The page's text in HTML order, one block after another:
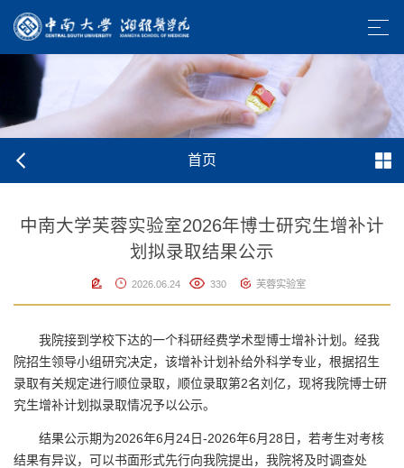
首页
中南大学芙蓉实验室2026年博士研究生增补计
划拟录取结果公示
2026.06.24 330 芙蓉实验室
我院接到学校下达的一个科研经费学术型博士增补计划。经我
院招生领导小组研究决定，该增补计划补给外科学专业，根据招生
录取有关规定进行顺位录取，顺位录取第2名刘亿，现将我院博士研
究生增补计划拟录取情况予以公示。
结果公示期为2026年6月24日-2026年6月28日，若考生对考核
结果有异议，可以书面形式先行向我院提出，我院将及时调查处